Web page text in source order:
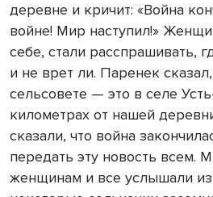
деревне и кричит: «Война
войне! Мир наступил!»
себе, стали расспрашивать,
и не врет ли. Паренек
сельсовете — это в селе
километрах от нашей
сказали, что война
передать эту новость всем.
женщинам и все услышали